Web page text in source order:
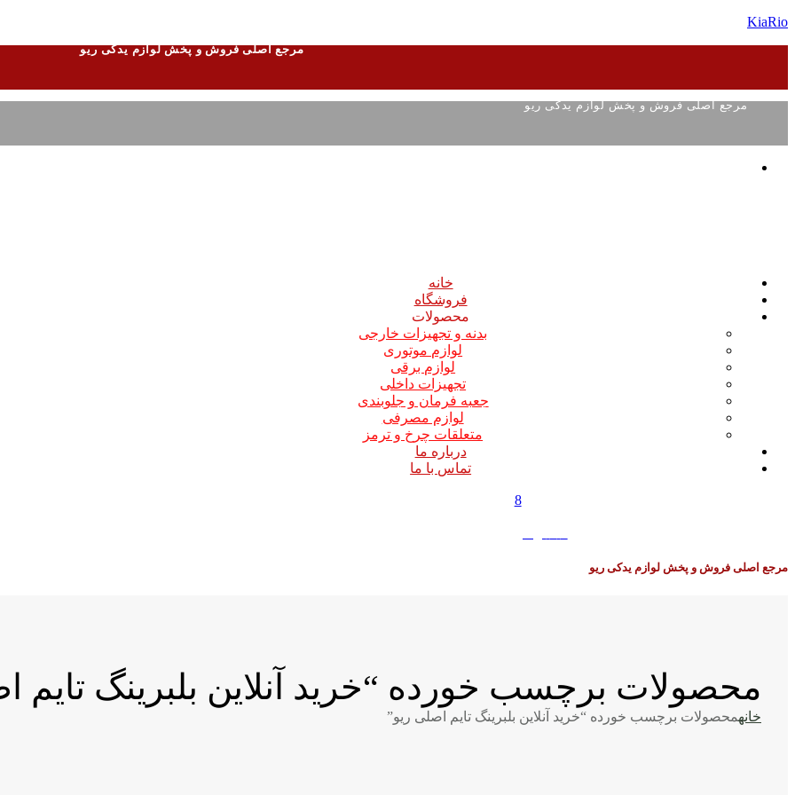
KiaRio
مرجع اصلی فروش و پخش لوازم یدکی ریو
مرجع اصلی فروش و پخش لوازم یدکی ریو
خانه
فروشگاه
محصولات
بدنه و تجهیزات خارجی
لوازم موتوری
لوازم برقی
تجهیزات داخلی
جعبه فرمان و جلوبندی
لوازم مصرفی
متعلقات چرخ و ترمز
درباره ما
تماس با ما
8
مرجع اصلی فروش و پخش لوازم یدکی ریو
محصولات برچسب خورده “خرید آنلاین بلبرینگ تایم
خانهمحصولات برچسب خورده “خرید آنلاین بلبرینگ تایم اصلی ریو”